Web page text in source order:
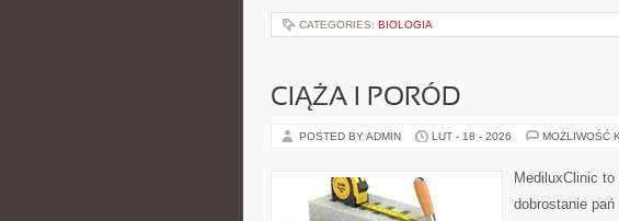
CATEGORIES: BIOLOGIA
CIĄŻA I PORÓD
POSTED BY ADMIN LUT - 18 - 2026 MOŻLIWOŚĆ
MediluxClinic
dobrostanie